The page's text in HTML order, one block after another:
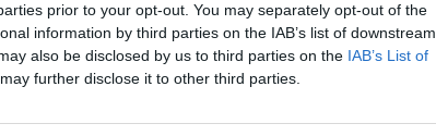
prior to your opt-out. You may separately opt-out of the
information by third parties on the IAB’s list of downstream
also be disclosed by us to third parties on the IAB’s List of
further disclose it to other third parties.